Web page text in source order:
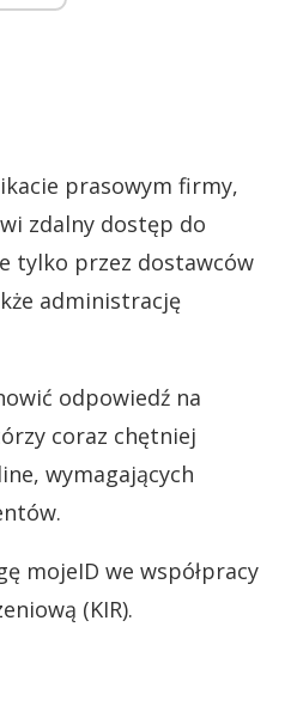
prasowym firmy,
zdalny dostęp do
tylko przez dostawców
administrację
odpowiedź na
coraz chętniej
wymagających
mojeID we współpracy
(KIR).